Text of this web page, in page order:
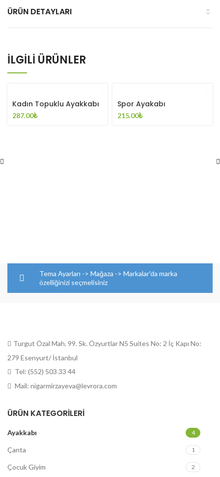
ÜRÜN DETAYLARI
İLGILI ÜRÜNLER
Kadın Topuklu Ayakkabı
287.00₺
Spor Ayakabı
215.00₺
Tema Ayarları -> Mağaza -> Markalar'da marka
özelliğinizi seçmelisiniz
Turgut Özal Mah. 99. Sk. Özyurtlar N5 Suites No: 2 İç Kapı No:
279 Esenyurt/ İstanbul
Tel: (552) 503 33 44
Mail: nigarmirzayeva@levrora.com
ÜRÜN KATEGORILERI
Ayakkabı 4
Çanta 1
Çocuk Giyim 2